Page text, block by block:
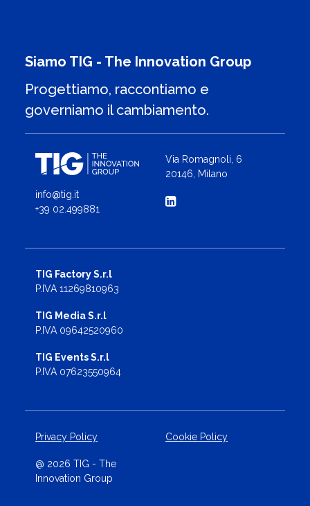
Siamo TIG - The Innovation Group
Progettiamo, raccontiamo e
governiamo il cambiamento.
info@tig.it
+39 02.499881
Via Romagnoli, 6
20146, Milano
TIG Factory S.r.l
P.IVA 11269810963
TIG Media S.r.l
P.IVA 09642520960
TIG Events S.r.l
P.IVA 07623550964
Privacy Policy Cookie Policy
@ 2026 TIG - The
Innovation Group